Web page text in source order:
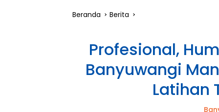
Beranda Berita
Profesional,
Banyuwangi
Latihan